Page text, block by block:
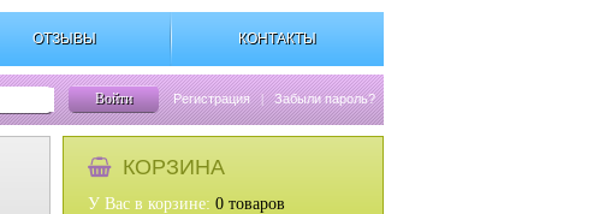
ОТЗЫВЫ КОНТАКТЫ
Войти Регистрация | Забыли пароль?
КОРЗИНА
У Вас в корзине: 0 товаров